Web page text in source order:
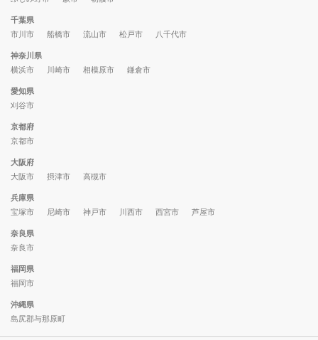
千葉県
市川市
船橋市 流山市 松戸市 八千代市
神奈川県
横浜市
川崎市 相模原市 鎌倉市
愛知県
刈谷市
京都府
京都市
大阪府
大阪市
摂津市 高槻市
兵庫県
宝塚市
尼崎市 神戸市 川西市 西宮市 芦屋市
奈良県
奈良市
福岡県
福岡市
沖縄県
島尻郡与那原町